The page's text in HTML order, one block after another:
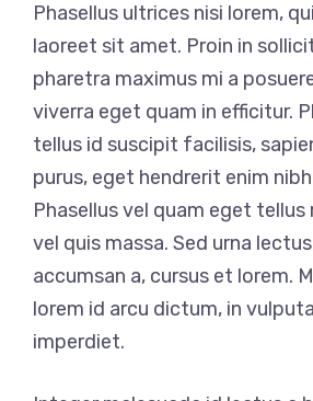
Phasellus ultrices nisi lorem,
laoreet sit amet. Proin in
pharetra maximus mi a
viverra eget quam in efficitur.
tellus id suscipit facilisis,
purus, eget hendrerit enim
Phasellus vel quam eget
vel quis massa. Sed urna
accumsan a, cursus et lorem.
lorem id arcu dictum, in
imperdiet.